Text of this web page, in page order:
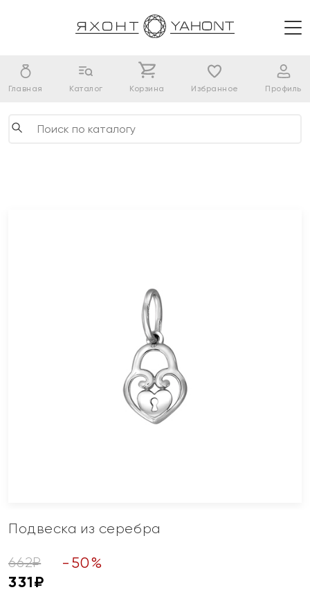
Главная Каталог Корзина Избранное Профиль
Подвеска из серебра
662₽ - 50%
331₽